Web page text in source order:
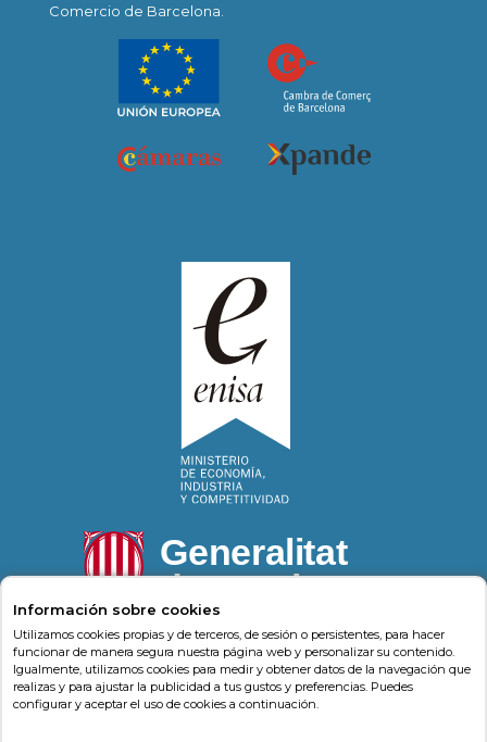
Comercio de Barcelona.
Psonríe Carrer de la Llacuna 162 08018, Barcelona
(Barcelona)-Psonrie.com
Información sobre cookies
Utilizamos cookies propias y de terceros, de sesión o persistentes, para hacer
funcionar de manera segura nuestra página web y personalizar su contenido.
Igualmente, utilizamos cookies para medir y obtener datos de la navegación que
realizas y para ajustar la publicidad a tus gustos y preferencias. Puedes
configurar y aceptar el uso de cookies a continuación.